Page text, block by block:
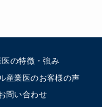
の特徴・強み
産業医のお客様の声
問い合わせ